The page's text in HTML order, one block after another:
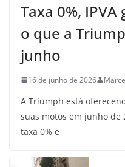
Taxa 0%,
o que a
junho
16 de junho de 2026
A Triumph está
suas motos em junho de
taxa 0% e